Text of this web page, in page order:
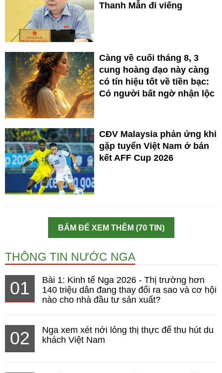
Thanh Mẫn đi viếng
Càng về cuối tháng 8, 3
cung hoàng đạo này càng
có tín hiệu tốt về tiền bạc:
Có người bất ngờ nhận lộc
CĐV Malaysia phản ứng khi
gặp tuyển Việt Nam ở bán
kết AFF Cup 2026
BẤM ĐỂ XEM THÊM (70 TIN)
THÔNG TIN NƯỚC NGA
01
Bài 1: Kinh tế Nga 2026 - Thị trường hơn
140 triệu dân đang thay đổi ra sao và cơ hội
nào cho nhà đầu tư sản xuất?
02
Nga xem xét nới lỏng thị thực để thu hút du
khách Việt Nam